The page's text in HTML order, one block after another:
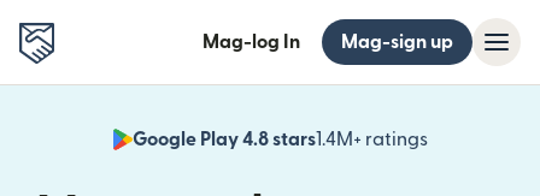
Mag-log In Mag-sign up
Google Play 4.8 stars1.4M+ ratings
(bubukas